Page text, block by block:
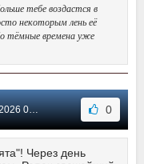
тебе воздастся в
некоторым лень её
тёмные времена уже
Иван Помидоров (20 апреля 2026 00:38) Сообщение #1350 0
Через день